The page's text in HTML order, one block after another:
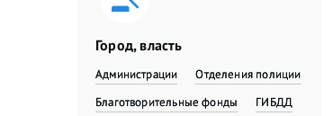
Город, власть
Администрации
Отделения полиции
Благотворительные фонды
ГИБДД